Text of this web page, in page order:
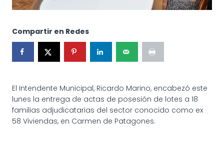
Compartir en Redes
El Intendente Municipal, Ricardo Marino, encabezó este
lunes la entrega de actas de posesión de lotes a 18
familias adjudicatarias del sector conocido como ex
58 Viviendas, en Carmen de Patagones.